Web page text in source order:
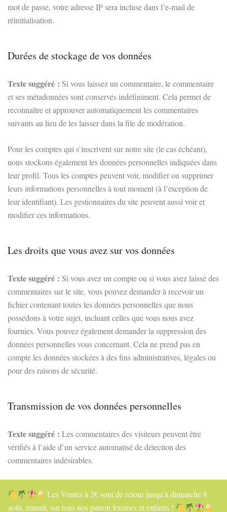
Les Ventes à 2€ sont de retour jusqu'à dimanche 8
août, minuit, sur tous nos patron femmes et enfants !
mot de passe, votre adresse IP sera incluse dans l’e-mail de
réinitialisation.
Durées de stockage de vos données
Texte suggéré : Si vous laissez un commentaire, le commentaire
et ses métadonnées sont conservés indéfiniment. Cela permet de
reconnaître et approuver automatiquement les commentaires
suivants au lieu de les laisser dans la file de modération.
Pour les comptes qui s’inscrivent sur notre site (le cas échéant),
nous stockons également les données personnelles indiquées dans
leur profil. Tous les comptes peuvent voir, modifier ou supprimer
leurs informations personnelles à tout moment (à l’exception de
leur identifiant). Les gestionnaires du site peuvent aussi voir et
modifier ces informations.
Les droits que vous avez sur vos données
Texte suggéré : Si vous avez un compte ou si vous avez laissé des
commentaires sur le site, vous pouvez demander à recevoir un
fichier contenant toutes les données personnelles que nous
possédons à votre sujet, incluant celles que vous nous avez
fournies. Vous pouvez également demander la suppression des
données personnelles vous concernant. Cela ne prend pas en
compte les données stockées à des fins administratives, légales ou
pour des raisons de sécurité.
Transmission de vos données personnelles
Texte suggéré : Les commentaires des visiteurs peuvent être
vérifiés à l’aide d’un service automatisé de détection des
commentaires indésirables.